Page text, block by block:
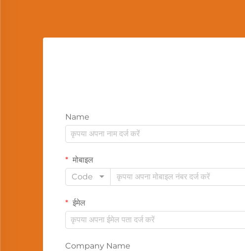
Name
मोबाइल
Code
ईमेल
Company Name